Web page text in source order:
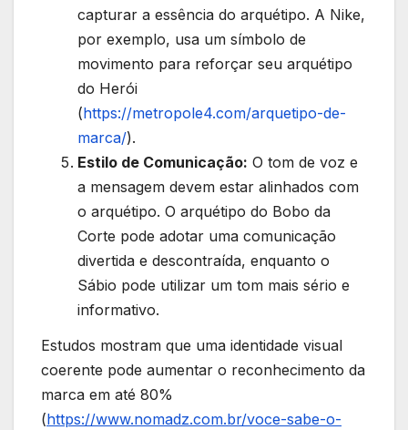
capturar a essência do arquétipo. A Nike,
por exemplo, usa um símbolo de
movimento para reforçar seu arquétipo
do Herói
(https://metropole4.com/arquetipo-de-
marca/).
Estilo de Comunicação: O tom de voz e
a mensagem devem estar alinhados com
o arquétipo. O arquétipo do Bobo da
Corte pode adotar uma comunicação
divertida e descontraída, enquanto o
Sábio pode utilizar um tom mais sério e
informativo.
Estudos mostram que uma identidade visual
coerente pode aumentar o reconhecimento da
marca em até 80%
(https://www.nomadz.com.br/voce-sabe-o-